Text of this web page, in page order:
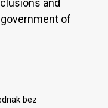
and
of
bez